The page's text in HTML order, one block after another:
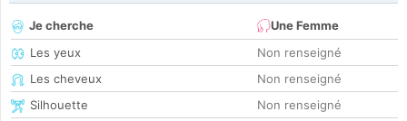
Je cherche
Une Femme
Les yeux
Non renseigné
Les cheveux
Non renseigné
Silhouette
Non renseigné